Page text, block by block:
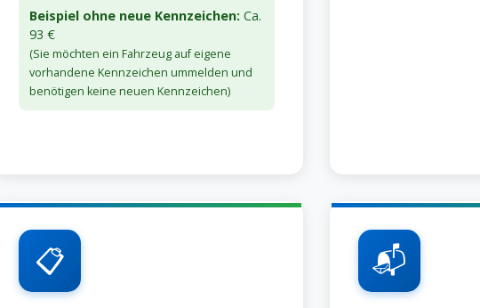
Beispiel ohne neue Kennzeichen: Ca.
93 €
(Sie möchten ein Fahrzeug auf eigene
vorhandene Kennzeichen ummelden und
benötigen keine neuen Kennzeichen)
📋 📬